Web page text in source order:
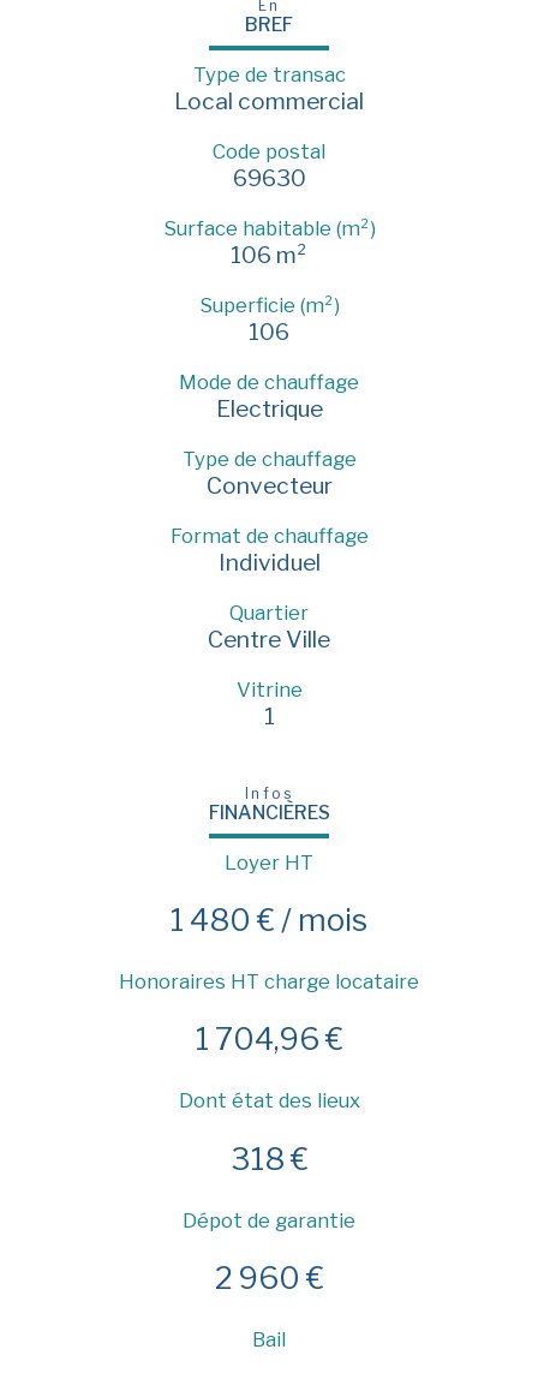
En
BREF
Type de transac
Local commercial
Code postal
69630
Surface habitable (m²)
106 m²
Superficie (m²)
106
Mode de chauffage
Electrique
Type de chauffage
Convecteur
Format de chauffage
Individuel
Quartier
Centre Ville
Vitrine
1
Infos
FINANCIÈRES
Loyer HT
1 480 € / mois
Honoraires HT charge locataire
1 704,96 €
Dont état des lieux
318 €
Dépot de garantie
2 960 €
Bail